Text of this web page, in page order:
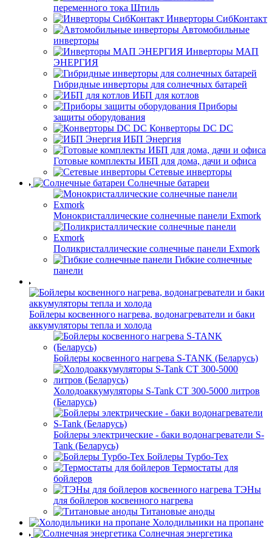
переменного тока Штиль
Инверторы СибКонтакт
Автомобильные
инверторы
Инверторы МАП
ЭНЕРГИЯ
Гибридные инверторы для солнечных батарей
ИБП для котлов
Приборы
защиты оборудования
Конверторы DC DC
ИБП Энергия
Готовые комплекты ИБП для дома, дачи и офиса
Сетевые инверторы
Солнечные батареи
Монокристаллические солнечные панели Exmork
Поликристаллические солнечные панели Exmork
Гибкие солнечные
панели
Бойлеры косвенного нагрева, водонагреватели и баки
аккумуляторы тепла и холода
Бойлеры косвенного нагрева S-TANK (Беларусь)
Холодоаккумуляторы S-Tank СТ 300-5000 литров
(Беларусь)
Бойлеры электрические - баки водонагреватели S-
Tank (Беларусь)
Бойлеры Турбо-Тех
Термостаты для
бойлеров
ТЭНы
для бойлеров косвенного нагрева
Титановые аноды
Холодильники на пропане
Солнечная энергетика